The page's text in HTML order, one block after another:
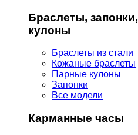
Браслеты, запонки,
кулоны
Браслеты из стали
Кожаные браслеты
Парные кулоны
Запонки
Все модели
Карманные часы